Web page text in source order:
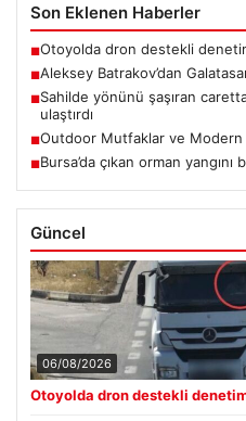
Son Eklenen Haberler
■Otoyolda dron destekli
■Aleksey Batrakov’dan
■Sahilde yönünü şaşıran
ulaştırdı
■Outdoor Mutfaklar ve Modern
■Bursa’da çıkan orman
Güncel
06/08/2026
Otoyolda dron destekli